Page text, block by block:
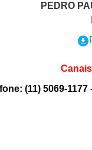
PEDRO
(11) 5069-